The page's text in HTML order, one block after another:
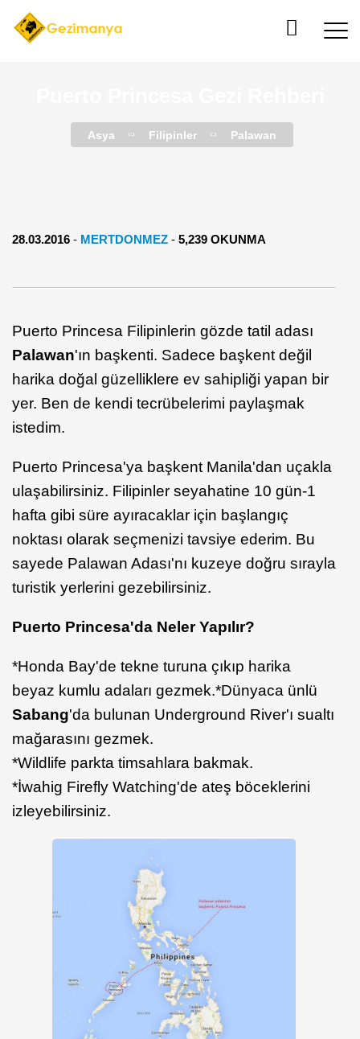
Asya Filipinler Palawan
28.03.2016 - MERTDONMEZ - 5,239 OKUNMA
Puerto Princesa Filipinlerin gözde tatil adası
Palawan'ın başkenti. Sadece başkent değil
harika doğal güzelliklere ev sahipliği yapan bir
yer. Ben de kendi tecrübelerimi paylaşmak
istedim.
Puerto Princesa'ya başkent Manila'dan uçakla
ulaşabilirsiniz. Filipinler seyahatine 10 gün-1
hafta gibi süre ayıracaklar için başlangıç
noktası olarak seçmenizi tavsiye ederim. Bu
sayede Palawan Adası'nı kuzeye doğru sırayla
turistik yerlerini gezebilirsiniz.
Puerto Princesa'da Neler Yapılır?
*Honda Bay'de tekne turuna çıkıp harika
beyaz kumlu adaları gezmek.*Dünyaca ünlü
Sabang'da bulunan Underground River'ı sualtı
mağarasını gezmek.
*Wildlife parkta timsahlara bakmak.
*İwahig Firefly Watching'de ateş böceklerini
izleyebilirsiniz.